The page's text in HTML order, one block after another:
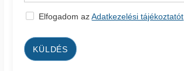
Elfogadom azAdatkezelési tájékoztatót
KÜLDÉS